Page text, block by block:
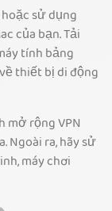
sử dụng
của bạn. Tải
tính bảng
thiết bị di động
mở rộng VPN
Ngoài ra, hãy sử
máy chơi